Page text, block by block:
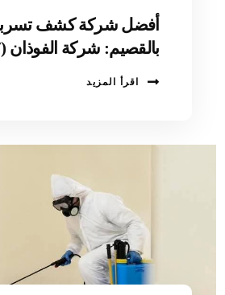
أفضل شركة كشف
بالقصيم: شركة الفوذان (0506831467)
اقرأ المزيد